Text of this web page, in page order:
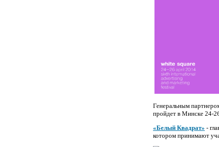
Генеральным
пройдет в Минске 24-
«Белый Квадрат» -
котором принимают